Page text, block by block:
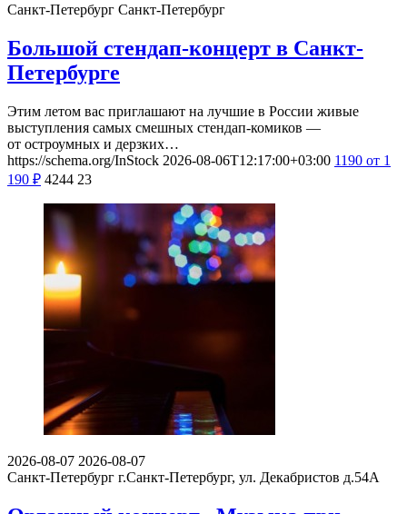
Санкт-Петербург Санкт-Петербург
Большой стендап-концерт в Санкт-
Петербурге
Этим летом вас приглашают на лучшие в России живые
выступления самых смешных стендап-комиков —
от остроумных и дерзких…
https://schema.org/InStock 2026-08-06T12:17:00+03:00 1190 от 1
190 ₽ 4244 23
2026-08-07 2026-08-07
Санкт-Петербург г.Санкт-Петербург, ул. Декабристов д.54А